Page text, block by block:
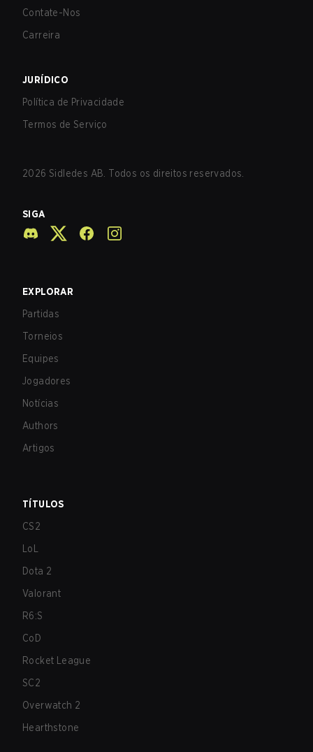
Contate-Nos
Carreira
JURÍDICO
Política de Privacidade
Termos de Serviço
2026 Sidledes AB. Todos os direitos reservados.
SIGA
EXPLORAR
Partidas
Torneios
Equipes
Jogadores
Notícias
Authors
Artigos
TÍTULOS
CS2
LoL
Dota 2
Valorant
R6:S
CoD
Rocket League
SC2
Overwatch 2
Hearthstone